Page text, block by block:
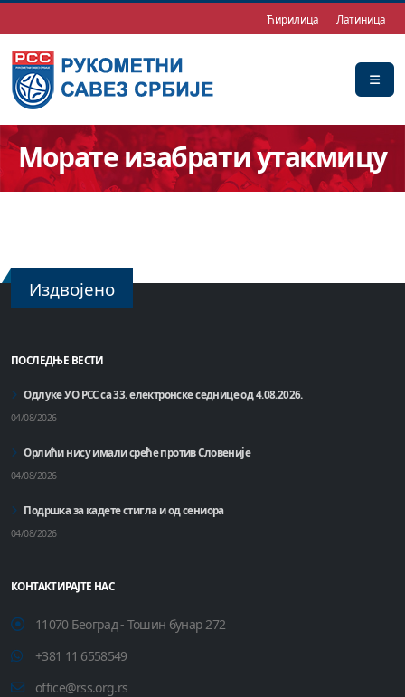
Ћирилица Латиница
Морате изабрати утакмицу
Издвојено
ПОСЛЕДЊЕ ВЕСТИ
Одлуке УО РСС са 33. електронске седнице од 4.08.2026.
04/08/2026
Орлићи нису имали среће против Словеније
04/08/2026
Подршка за кадете стигла и од сениора
04/08/2026
КОНТАКТИРАЈТЕ НАС
11070 Београд - Тошин бунар 272
+381 11 6558549
office@rss.org.rs